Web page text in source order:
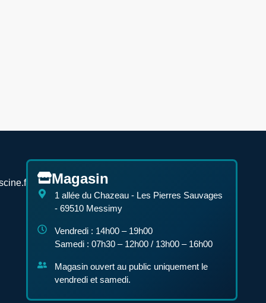
Magasin
1 allée du Chazeau - Les Pierres Sauvages
- 69510 Messimy
Vendredi : 14h00 – 19h00
Samedi : 07h30 – 12h00 / 13h00 – 16h00
Magasin ouvert au public uniquement le
vendredi et samedi.